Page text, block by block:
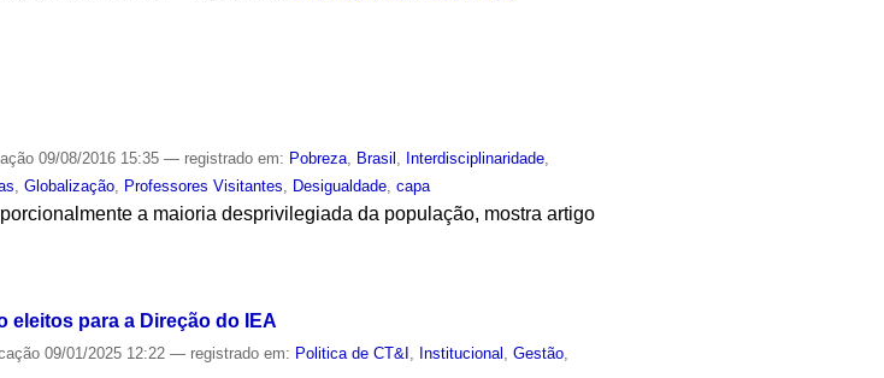
09/08/2016 15:35— registrado em: Pobreza Brasil Interdisciplinaridade
,Globalização Professores Visitantes Desigualdade ,capa
a maioria desprivilegiada da população, mostra artigo
eleitos para a Direção do IEA
09/01/2025 12:22— registrado em: Politica de CT&I Institucional ,Gestão